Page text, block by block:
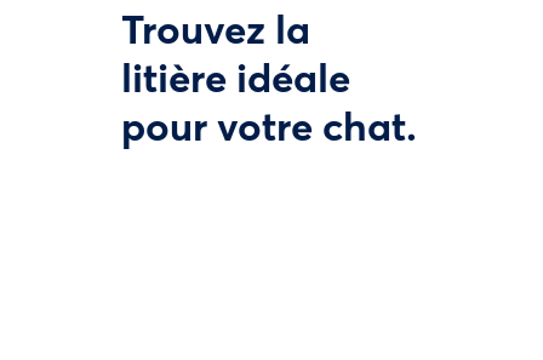
Trouvez la
litière idéale
pour votre chat.